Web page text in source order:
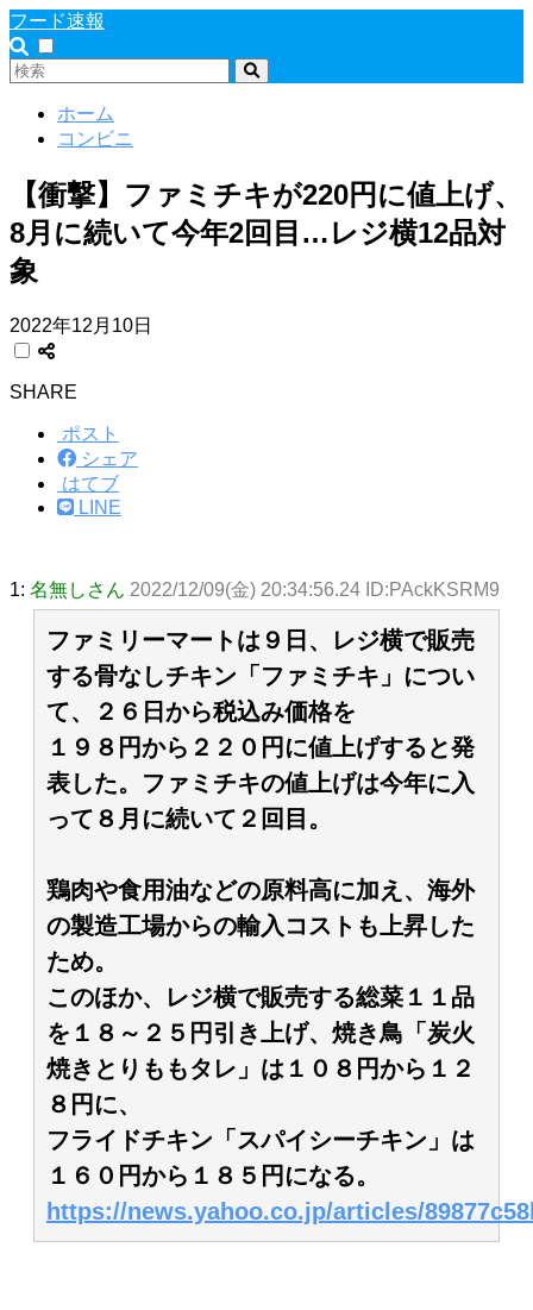
フード速報
ホーム
コンビニ
【衝撃】ファミチキが220円に値上げ、
8月に続いて今年2回目…レジ横12品対
象
2022年12月10日
SHARE
ポスト
シェア
はてブ
LINE
1: 名無しさん 2022/12/09(金) 20:34:56.24 ID:PAckKSRM9
ファミリーマートは９日、レジ横で販売
する骨なしチキン「ファミチキ」につい
て、２６日から税込み価格を
１９８円から２２０円に値上げすると発
表した。ファミチキの値上げは今年に入
って８月に続いて２回目。
鶏肉や食用油などの原料高に加え、海外
の製造工場からの輸入コストも上昇した
ため。
このほか、レジ横で販売する総菜１１品
を１８～２５円引き上げ、焼き鳥「炭火
焼きとりももタレ」は１０８円から１２
８円に、
フライドチキン「スパイシーチキン」は
１６０円から１８５円になる。
https://news.yahoo.co.jp/articles/